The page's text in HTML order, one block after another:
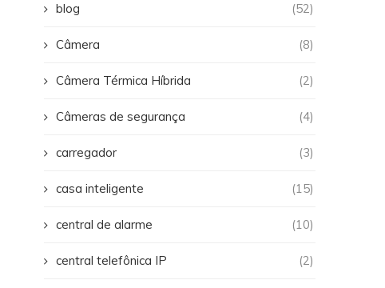
blog (52)
Câmera (8)
Câmera Térmica Híbrida (2)
Câmeras de segurança (4)
carregador (3)
casa inteligente (15)
central de alarme (10)
central telefônica IP (2)